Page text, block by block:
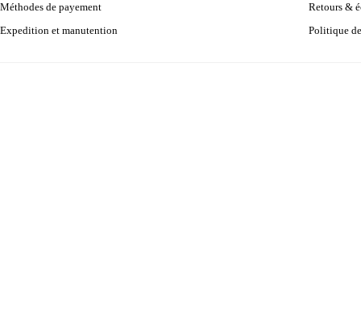
Méthodes de payement
Expedition et manutention
Retours &
Politique